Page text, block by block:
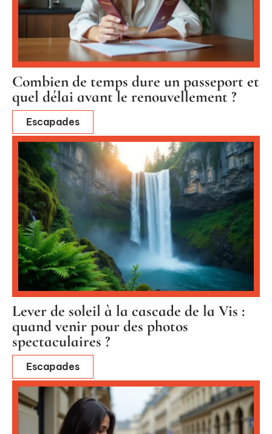
Combien de temps dure un passeport et
quel délai avant le renouvellement ?
Escapades
Lever de soleil à la cascade de la Vis :
quand venir pour des photos
spectaculaires ?
Escapades